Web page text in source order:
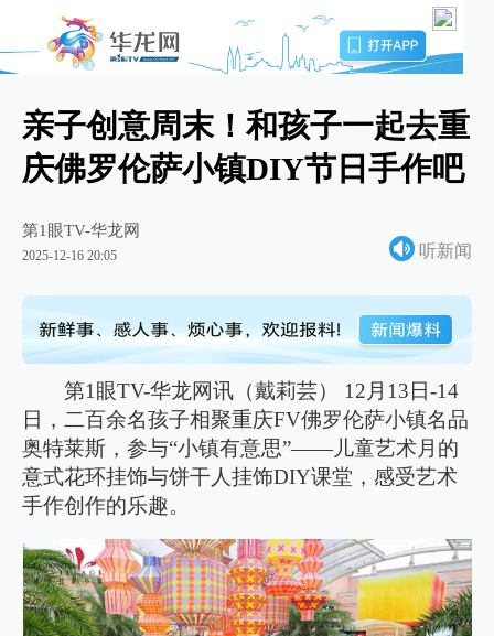
亲子创意周末！和孩子一起去重
庆佛罗伦萨小镇DIY节日手作吧
第1眼TV-华龙网
2025-12-16 20:05 听新闻
第1眼TV-华龙网讯（戴莉芸） 12月13日-14
日，二百余名孩子相聚重庆FV佛罗伦萨小镇名品
奥特莱斯，参与“小镇有意思”——儿童艺术月的
意式花环挂饰与饼干人挂饰DIY课堂，感受艺术
手作创作的乐趣。